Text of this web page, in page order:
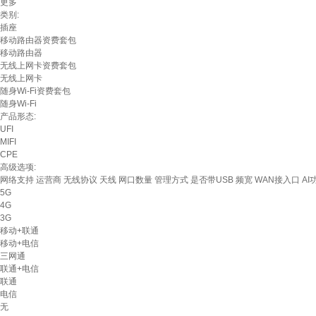
更多
类别:
插座
移动路由器资费套包
移动路由器
无线上网卡资费套包
无线上网卡
随身Wi-Fi资费套包
随身Wi-Fi
产品形态:
UFI
MIFI
CPE
高级选项:
网络支持 运营商 无线协议 天线 网口数量 管理方式 是否带USB 频宽 WAN接入口 AI
5G
4G
3G
移动+联通
移动+电信
三网通
联通+电信
联通
电信
无